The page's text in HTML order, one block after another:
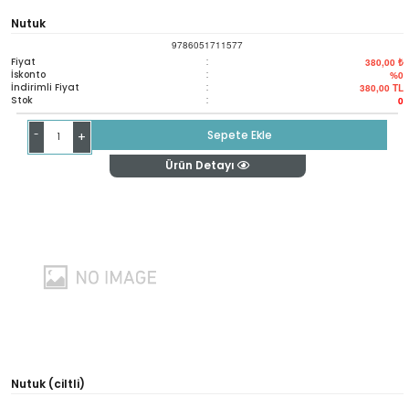
Nutuk
9786051711577
Fiyat : 380,00 ₺
İskonto : %0
İndirimli Fiyat : 380,00 TL
Stok : 0
- +
Sepete Ekle
Ürün Detayı
Nutuk (ciltli)